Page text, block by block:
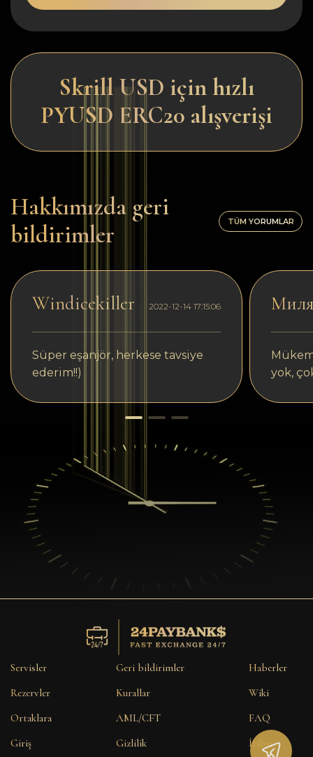
Skrill USD için hızlı
PYUSD ERC20 alışverişi
Hakkımızda geri
bildirimler
TÜM YORUMLAR
Windicekiller 2022-12-14 17:15:06
Süper eşanjör, herkese tavsiye
ederim!!)
Миля
yok,
Servisler
Rezervler
Ortaklara
Giriş
Geri bildirimler
Kurallar
AML/CFT
Gizlilik
Haberler
Wiki
FAQ
İtibar